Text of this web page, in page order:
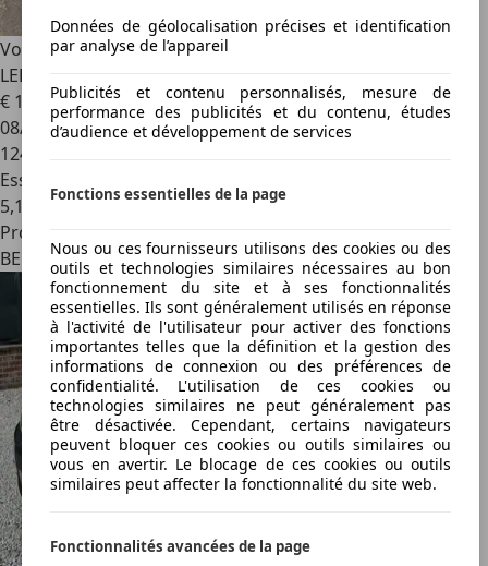
Données de géolocalisation précises et identification
par analyse de l’appareil
Publicités et contenu personnalisés, mesure de
performance des publicités et du contenu, études
d’audience et développement de services
Fonctions essentielles de la page
Nous ou ces fournisseurs utilisons des cookies ou des
outils et technologies similaires nécessaires au bon
fonctionnement du site et à ses fonctionnalités
essentielles. Ils sont généralement utilisés en réponse
à l'activité de l'utilisateur pour activer des fonctions
importantes telles que la définition et la gestion des
informations de connexion ou des préférences de
confidentialité. L'utilisation de ces cookies ou
technologies similaires ne peut généralement pas
être désactivée. Cependant, certains navigateurs
peuvent bloquer ces cookies ou outils similaires ou
vous en avertir. Le blocage de ces cookies ou outils
similaires peut affecter la fonctionnalité du site web.
Fonctionnalités avancées de la page
Volkswagen GolfGolf 1.4 TSI Highline*FULL
LED*CLIM*SIEGE MASSANT*PDC*GARANTIE 12 MOIS*
€ 11 890
08/2017
124 800 km
Essence
5,1 l/100 km (mixte)
Professionnel
BE 4621